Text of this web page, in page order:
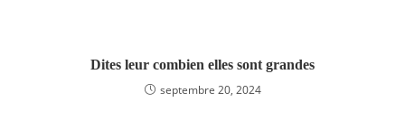
Dites leur combien elles sont grandes
septembre 20, 2024